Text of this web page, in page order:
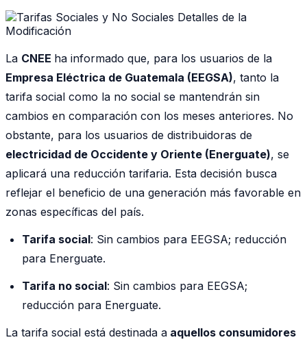
La CNEE ha informado que, para los usuarios de la
Empresa Eléctrica de Guatemala (EEGSA), tanto la
tarifa social como la no social se mantendrán sin
cambios en comparación con los meses anteriores. No
obstante, para los usuarios de distribuidoras de
electricidad de Occidente y Oriente (Energuate), se
aplicará una reducción tarifaria. Esta decisión busca
reflejar el beneficio de una generación más favorable en
zonas específicas del país.
Tarifa social: Sin cambios para EEGSA; reducción
para Energuate.
Tarifa no social: Sin cambios para EEGSA;
reducción para Energuate.
La tarifa social está destinada a aquellos consumidores